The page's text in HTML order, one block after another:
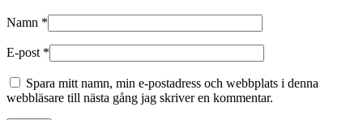
Namn *
E-post *
Spara mitt namn, min e-postadress och webbplats i denna
webbläsare till nästa gång jag skriver en kommentar.